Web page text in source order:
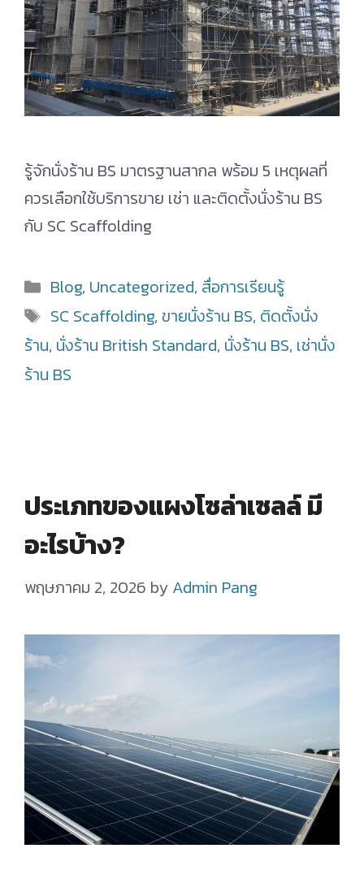
รู้จักนั่งร้าน BS มาตรฐานสากล พร้อม 5 เหตุผลที่
ควรเลือกใช้บริการขาย เช่า และติดตั้งนั่งร้าน BS
กับ SC Scaffolding
Categories
Blog, Uncategorized, สื่อการเรียนรู้
Tags
SC Scaffolding, ขายนั่งร้าน BS, ติดตั้งนั่ง
ร้าน, นั่งร้าน British Standard, นั่งร้าน BS, เช่านั่ง
ร้าน BS
ประเภทของแผงโซล่าเซลล์ มี
อะไรบ้าง?
พฤษภาคม 2, 2026 by Admin Pang